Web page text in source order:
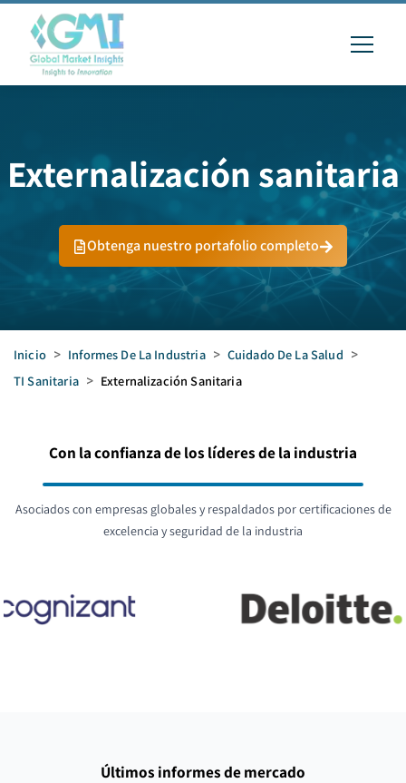
Externalización sanitaria
Obtenga nuestro portafolio completo
Inicio > Informes De La Industria > Cuidado De La Salud >
TI Sanitaria > Externalización Sanitaria
Con la confianza de los líderes de la industria
Asociados con empresas globales y respaldados por certificaciones de
excelencia y seguridad de la industria
Últimos informes de mercado